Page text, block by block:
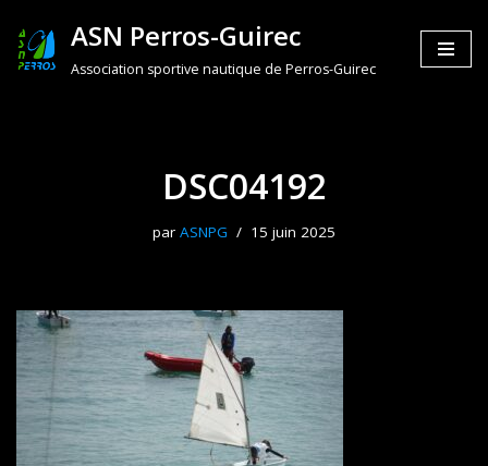
Aller
ASN Perros-Guirec
Association sportive nautique de Perros-Guirec
DSC04192
par ASNPG 15 juin 2025